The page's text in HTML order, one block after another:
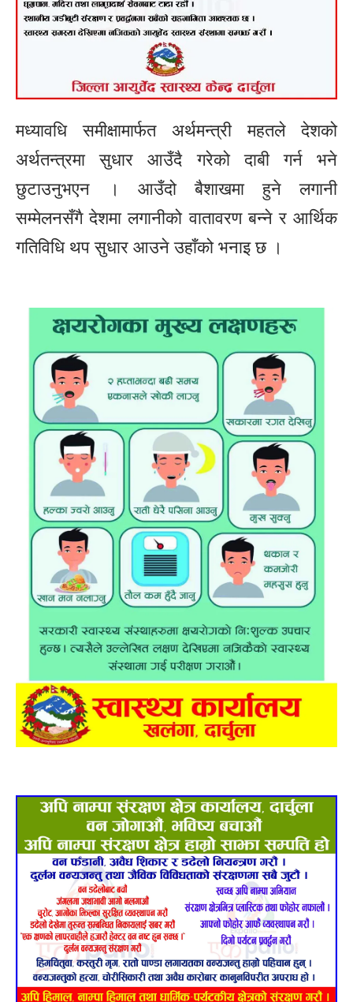
मध्यावधि समीक्षामार्फत अर्थमन्त्री महतले देशको
अर्थतन्त्रमा सुधार आउँदै गरेको दाबी गर्न भने
छुटाउनुभएन । आउँदो बैशाखमा हुने लगानी
सम्मेलनसँगै देशमा लगानीको वातावरण बन्ने र आर्थिक
गतिविधि थप सुधार आउने उहाँको भनाइ छ ।